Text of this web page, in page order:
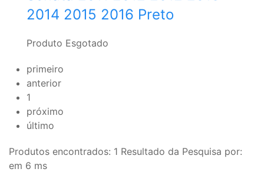
2014 2015 2016 Preto
Produto Esgotado
primeiro
anterior
1
próximo
último
Produtos encontrados: 1 Resultado da Pesquisa por:
em 6 ms